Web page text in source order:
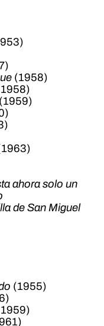
(1958)
ahora solo un
de San Miguel
(1955)